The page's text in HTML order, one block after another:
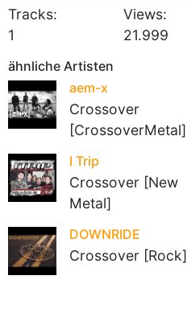
Tracks:
1
Views:
21.999
ähnliche Artisten
aem-x
Crossover
[CrossoverMetal]
I Trip
Crossover [New
Metal]
DOWNRIDE
Crossover [Rock]